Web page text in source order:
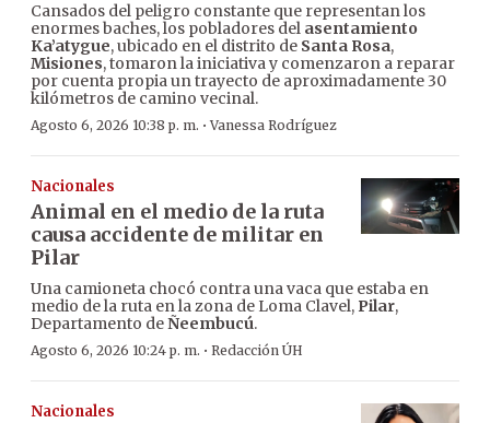
Cansados del peligro constante que representan los
enormes baches, los pobladores del asentamiento
Ka’atygue, ubicado en el distrito de Santa Rosa,
Misiones, tomaron la iniciativa y comenzaron a reparar
por cuenta propia un trayecto de aproximadamente 30
kilómetros de camino vecinal.
Agosto 6, 2026 10:38 p. m. ·Vanessa Rodríguez
Nacionales
Animal en el medio de la ruta
causa accidente de militar en
Pilar
Una camioneta chocó contra una vaca que estaba en
medio de la ruta en la zona de Loma Clavel, Pilar,
Departamento deÑeembucú.
Agosto 6, 2026 10:24 p. m. · Redacción ÚH
Nacionales